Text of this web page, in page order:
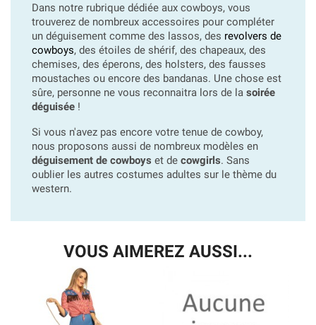
Dans notre rubrique dédiée aux cowboys, vous
trouverez de nombreux accessoires pour compléter
un déguisement comme des lassos, des revolvers de
cowboys, des étoiles de shérif, des chapeaux, des
chemises, des éperons, des holsters, des fausses
moustaches ou encore des bandanas. Une chose est
sûre, personne ne vous reconnaitra lors de la soirée
déguisée !
Si vous n'avez pas encore votre tenue de cowboy,
nous proposons aussi de nombreux modèles en
déguisement de cowboys et de cowgirls. Sans
oublier les autres costumes adultes sur le thème du
western.
VOUS AIMEREZ AUSSI...